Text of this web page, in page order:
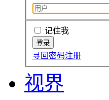
记住我
寻回密码注册
视界